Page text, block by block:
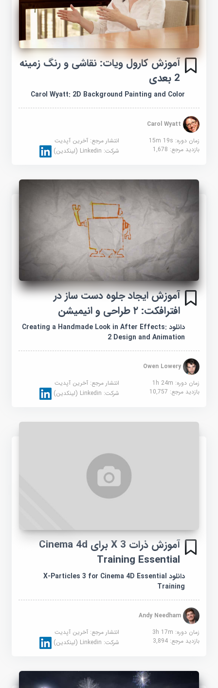
آموزش کارول ویات: نقاشی و رنگ زمینه
2 بعدی
Carol Wyatt: 2D Background Painting and Color
Carol Wyatt
زمان دوره: 15m 19s
انتشار مرجع:آخرین آپدیت
بازدید مرجع:1,678 شرکت:Linkedin (لینکدین)
آموزش ایجاد جلوه دست ساز در
افترافکت: ۲ طراحی و انیمیشن
دانلود Creating a Handmade Look in After Effects:
2 Design and Animation
Owen Lowery
زمان دوره: 1h 24m
انتشار مرجع:آخرین آپدیت
بازدید مرجع:10,757 شرکت:Linkedin (لینکدین)
آموزش ذرات X 3 برای Cinema 4d
Training Essential
دانلود X-Particles 3 for Cinema 4D Essential
Training
Andy Needham
زمان دوره: 3h 17m
انتشار مرجع:آخرین آپدیت
بازدید مرجع:3,894 شرکت:Linkedin (لینکدین)